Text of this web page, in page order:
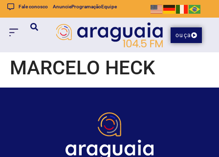
Fale conosco AnuncieProgramaçãoEquipe
ouça
MARCELO HECK